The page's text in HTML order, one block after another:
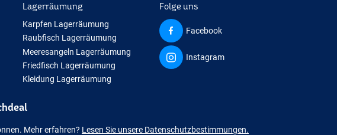
Lagerräumung
Karpfen Lagerräumung
Raubfisch Lagerräumung
Meeresangeln Lagerräumung
Friedfisch Lagerräumung
Kleidung Lagerräumung
Folge uns
Facebook
Instagram
Mehr erfahren? Lesen Sie unsere Datenschutzbestimmungen.